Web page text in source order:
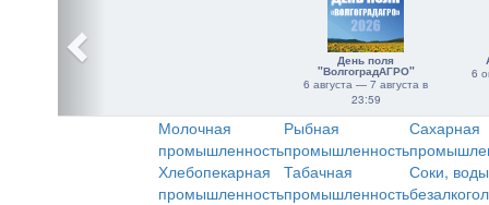
День поля
"ВолгоградАГРО"
6 августа — 7 августа в
23:59
6
Молочная
промышленность
Рыбная
промышленность
Сахарная
Хлебопекарная
промышленность
Табачная
промышленность
Соки,